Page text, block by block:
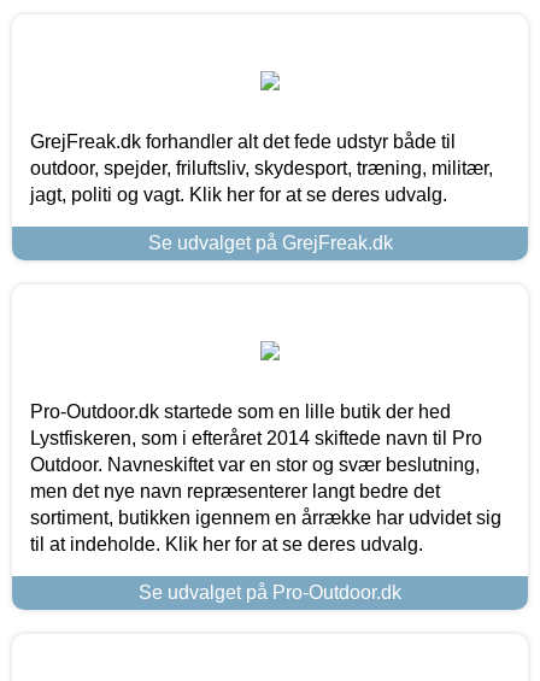
GrejFreak.dk forhandler alt det fede udstyr både til
outdoor, spejder, friluftsliv, skydesport, træning, militær,
jagt, politi og vagt. Klik her for at se deres udvalg.
Se udvalget på GrejFreak.dk
Pro-Outdoor.dk startede som en lille butik der hed
Lystfiskeren, som i efteråret 2014 skiftede navn til Pro
Outdoor. Navneskiftet var en stor og svær beslutning,
men det nye navn repræsenterer langt bedre det
sortiment, butikken igennem en årrække har udvidet sig
til at indeholde. Klik her for at se deres udvalg.
Se udvalget på Pro-Outdoor.dk